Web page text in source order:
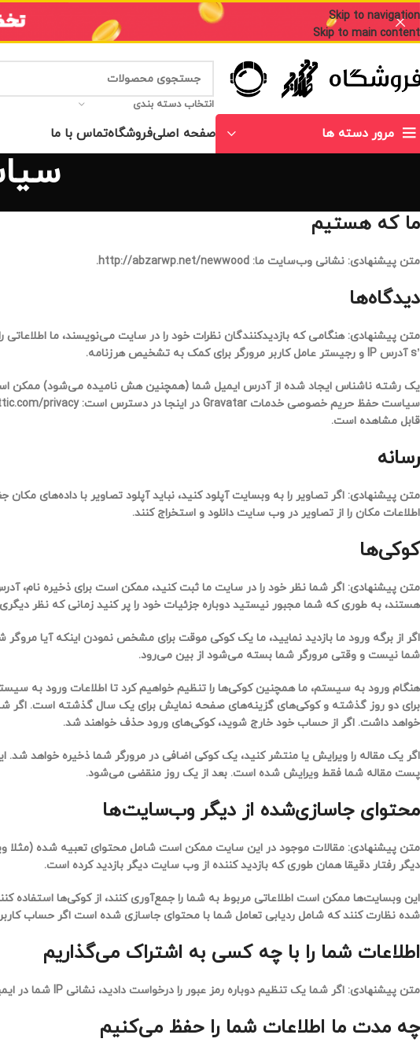
Skip to navigation
Skip to main content
انتخاب دسته بندی
مرور دسته ها صفحه اصلیفروشگاهتماس با ما
ما که هستیم
متن پیشنهادی: نشانی وب‌سایت ما: http://abzarwp.net/newwood.
دیدگاه‌ها
متن پیشنهادی:هنگامی که بازدیدکنندگان نظرات خود را در سایت می‌نویسند، ما
’s آدرس IP و رجیستر عامل کاربر مرورگر برای کمک به تشخیص هرزنامه.
قابل مشاهده است.
رسانه
متن پیشنهادی:
اطلاعات مکان را از تصاویر در وب سایت دانلود و استخراج کنند.
کوکی‌ها
متن پیشنهادی: اگر شما نظر خود را در سایت ما ثبت کنید، ممکن است برای ذخیره نام،
هستند، به طوری که شما مجبور نیستید دوباره جزئیات خود را پر کنید زمانی که نظر
اگر از برگه ورود ما بازدید نمایید، ما یک کوکی موقت برای مشخص نمودن اینکه آیا
شما نیست و وقتی مرورگر شما بسته می‌شود از بین می‌رود.
هنگام ورود به سیستم، ما همچنین کوکی‌ها را تنظیم خواهیم کرد تا اطلاعات ورود به
خواهد داشت. اگر از حساب خود خارج شوید، کوکی‌های ورود حذف خواهند شد.
اگر یک مقاله را ویرایش یا منتشر کنید، یک کوکی اضافی در مرورگر شما ذخیره
پست مقاله شما فقط ویرایش شده است. بعد از یک روز منقضی می‌شود.
محتوای جاسازی‌شده از دیگر وب‌سایت‌ها
متن پیشنهادی: مقالات موجود در این سایت ممکن است شامل محتوای تعبیه شده (مثلا
دیگر رفتار دقیقا همان طوری که بازدید کننده از وب سایت دیگر بازدید کرده است.
این وبسایت‌ها ممکن است اطلاعاتی مربوط به شما را جمع‌آوری کنند، از کوکی‌ها استفاده
شده نظارت کنند که شامل ردیابی تعامل شما با محتوای جاسازی شده است اگر حساب
اطلاعات شما را با چه کسی به اشتراک می‌گذاریم
متن پیشنهادی: اگر شما یک تنظیم دوباره رمز عبور را درخواست دادید، نشانی IP شما در ایمیل تنظیم دوباره وجود خواهد داشت.
چه مدت ما اطلاعات شما را حفظ می‌کنیم